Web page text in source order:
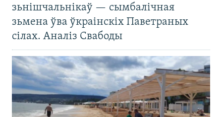
зьнішчальнікаў — сымбалічная
зьмена ўва ўкраінскіх Паветраных
сілах. Аналіз Свабоды